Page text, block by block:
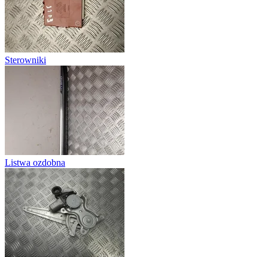
Sterowniki
Listwa ozdobna